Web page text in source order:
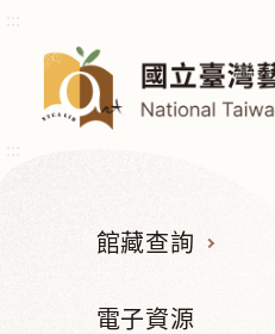
館藏查詢
電子資源